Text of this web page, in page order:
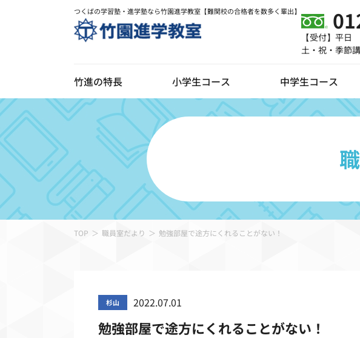
つくばの学習塾・進学塾なら竹園進学教室【難関校の合格者を数多く輩出】
【受付】平
土・祝・季節
竹進の特長
竹進の特長 デジタルツールの導入
小学生コース 中学生コース
校舎のご案内 お知らせ
TOP 職員室だより 勉強部屋で途方にくれることがない！
杉山 2022.07.01
勉強部屋で途方にくれることがない！